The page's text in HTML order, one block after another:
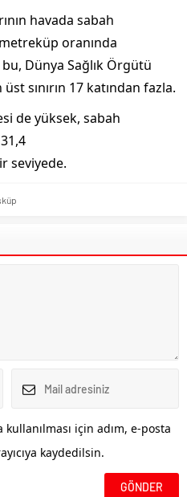
havada sabah
oranında
Dünya Sağlık Örgütü
sınırın 17 katından fazla.
de yüksek, sabah
seviyede.
için adım, e-posta
kaydedilsin.